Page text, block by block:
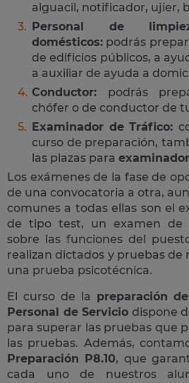
alguacil, notificador, ujier,
Personal de
domésticos: podrás
de edificios públicos, a
a auxiliar de ayuda a
Conductor: podrás
chófer o de conductor de
Examinador de Tráfico:
curso de preparación,
las plazas para
Los exámenes de la fase de
de una convocatoria a otra,
comunes a todas ellas son el
de tipo test, un examen de
sobre las funciones del
realizan dictados y pruebas de
una prueba psicotécnica.
El curso de la preparación
Personal de Servicio dispone
para superar las pruebas que
las pruebas. Además,
Preparación P8.10, que
cada uno de nuestros